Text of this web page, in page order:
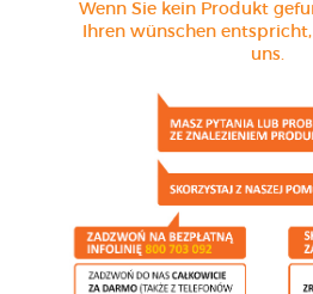
Wenn Sie kein Produkt
Ihren wünschen
uns.